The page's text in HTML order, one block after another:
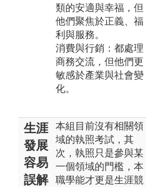
類的安適與幸福，但
他們聚焦於正義、福
利與服務。
消費與行銷：都處理
商務交流，但他們更
敏感於產業與社會變
化。
生涯
發展
容易
誤解
本組目前沒有相關領
域的執照考試，其
次，執照只是參與某
一個領域的門檻，本
職學能才更是生涯競